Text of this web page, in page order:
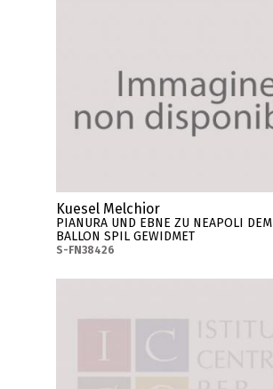
Kuesel Melchior
PIANURA UND EBNE ZU NEAPOLI DEM
BALLON SPIL GEWIDMET
S-FN38426